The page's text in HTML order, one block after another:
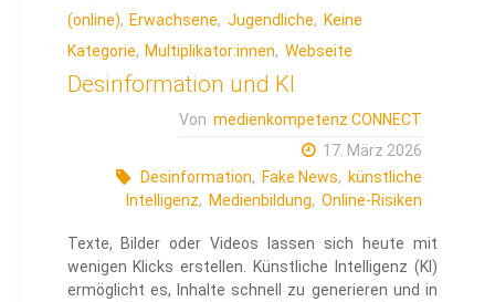
(online), Erwachsene, Jugendliche, Keine
Kategorie, Multiplikator:innen, Webseite
Desinformation und KI
Von medienkompetenz CONNECT
17. März 2026
Desinformation, Fake News, künstliche
Intelligenz, Medienbildung, Online-Risiken
Texte, Bilder oder Videos lassen sich heute mit
wenigen Klicks erstellen. Künstliche Intelligenz (KI)
ermöglicht es, Inhalte schnell zu generieren und in